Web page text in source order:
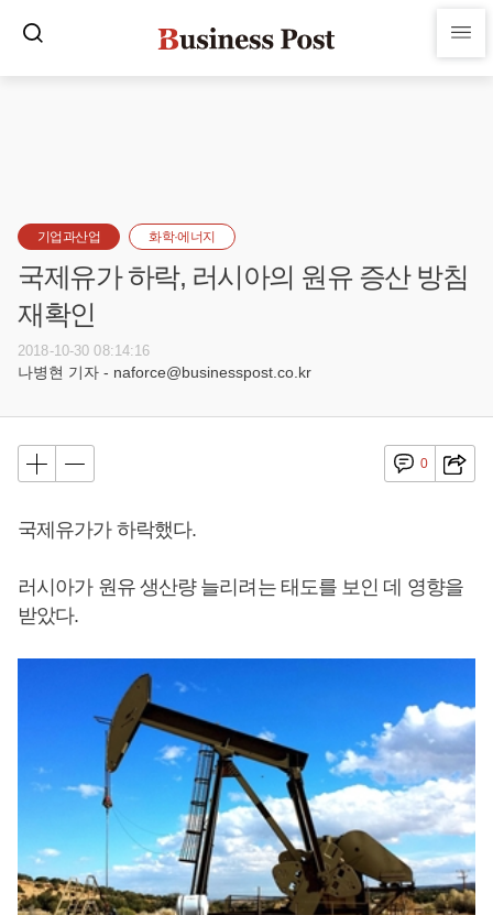
기업과산업 화학·에너지
국제유가 하락, 러시아의 원유 증산 방침
재확인
2018-10-30 08:14:16
나병현 기자 - naforce@businesspost.co.kr
0
국제유가가 하락했다.
러시아가 원유 생산량 늘리려는 태도를 보인 데 영향을
받았다.